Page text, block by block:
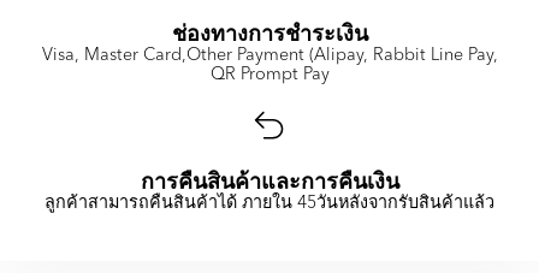
ช่องทางการชำระเงิน
Visa, Master Card,Other Payment (Alipay, Rabbit Line Pay,
QR Prompt Pay
การคืนสินค้าและการคืนเงิน
ลูกค้าสามารถคืนสินค้าได้ ภายใน 45วันหลังจากรับสินค้าแล้ว